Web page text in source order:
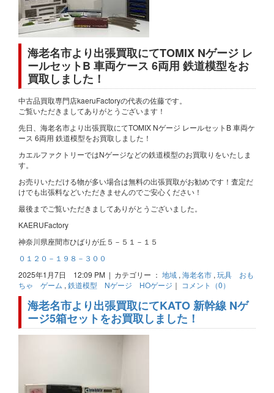
海老名市より出張買取にてTOMIX Nゲージ レ
ールセットB 車両ケース 6両用 鉄道模型をお
買取しました！
中古品買取専門店kaeruFactoryの代表の佐藤です。
ご覧いただきましてありがとうございます！
先日、海老名市より出張買取にてTOMIX Nゲージ レールセットB 車両ケ
ース 6両用 鉄道模型をお買取しました！
カエルファクトリーではNゲージなどの鉄道模型のお買取りをいたしま
す。
お売りいただける物が多い場合は無料の出張買取がお勧めです！査定だ
けでも出張料などいただきませんのでご安心ください！
最後までご覧いただきましてありがとうございました。
KAERUFactory
神奈川県座間市ひばりが丘５－５１－１５
０１２０－１９８－３００
2025年1月7日 12:09 PM | カテゴリー ： 地域 , 海老名市 , 玩具 おも
ちゃ ゲーム , 鉄道模型 Nゲージ HOゲージ ｜ コメント（0）
海老名市より出張買取にてKATO 新幹線 Nゲ
ージ5箱セットをお買取しました！